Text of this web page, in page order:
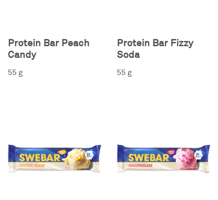
Protein Bar Peach
Candy
55 g
Protein Bar Fizzy
Soda
55 g